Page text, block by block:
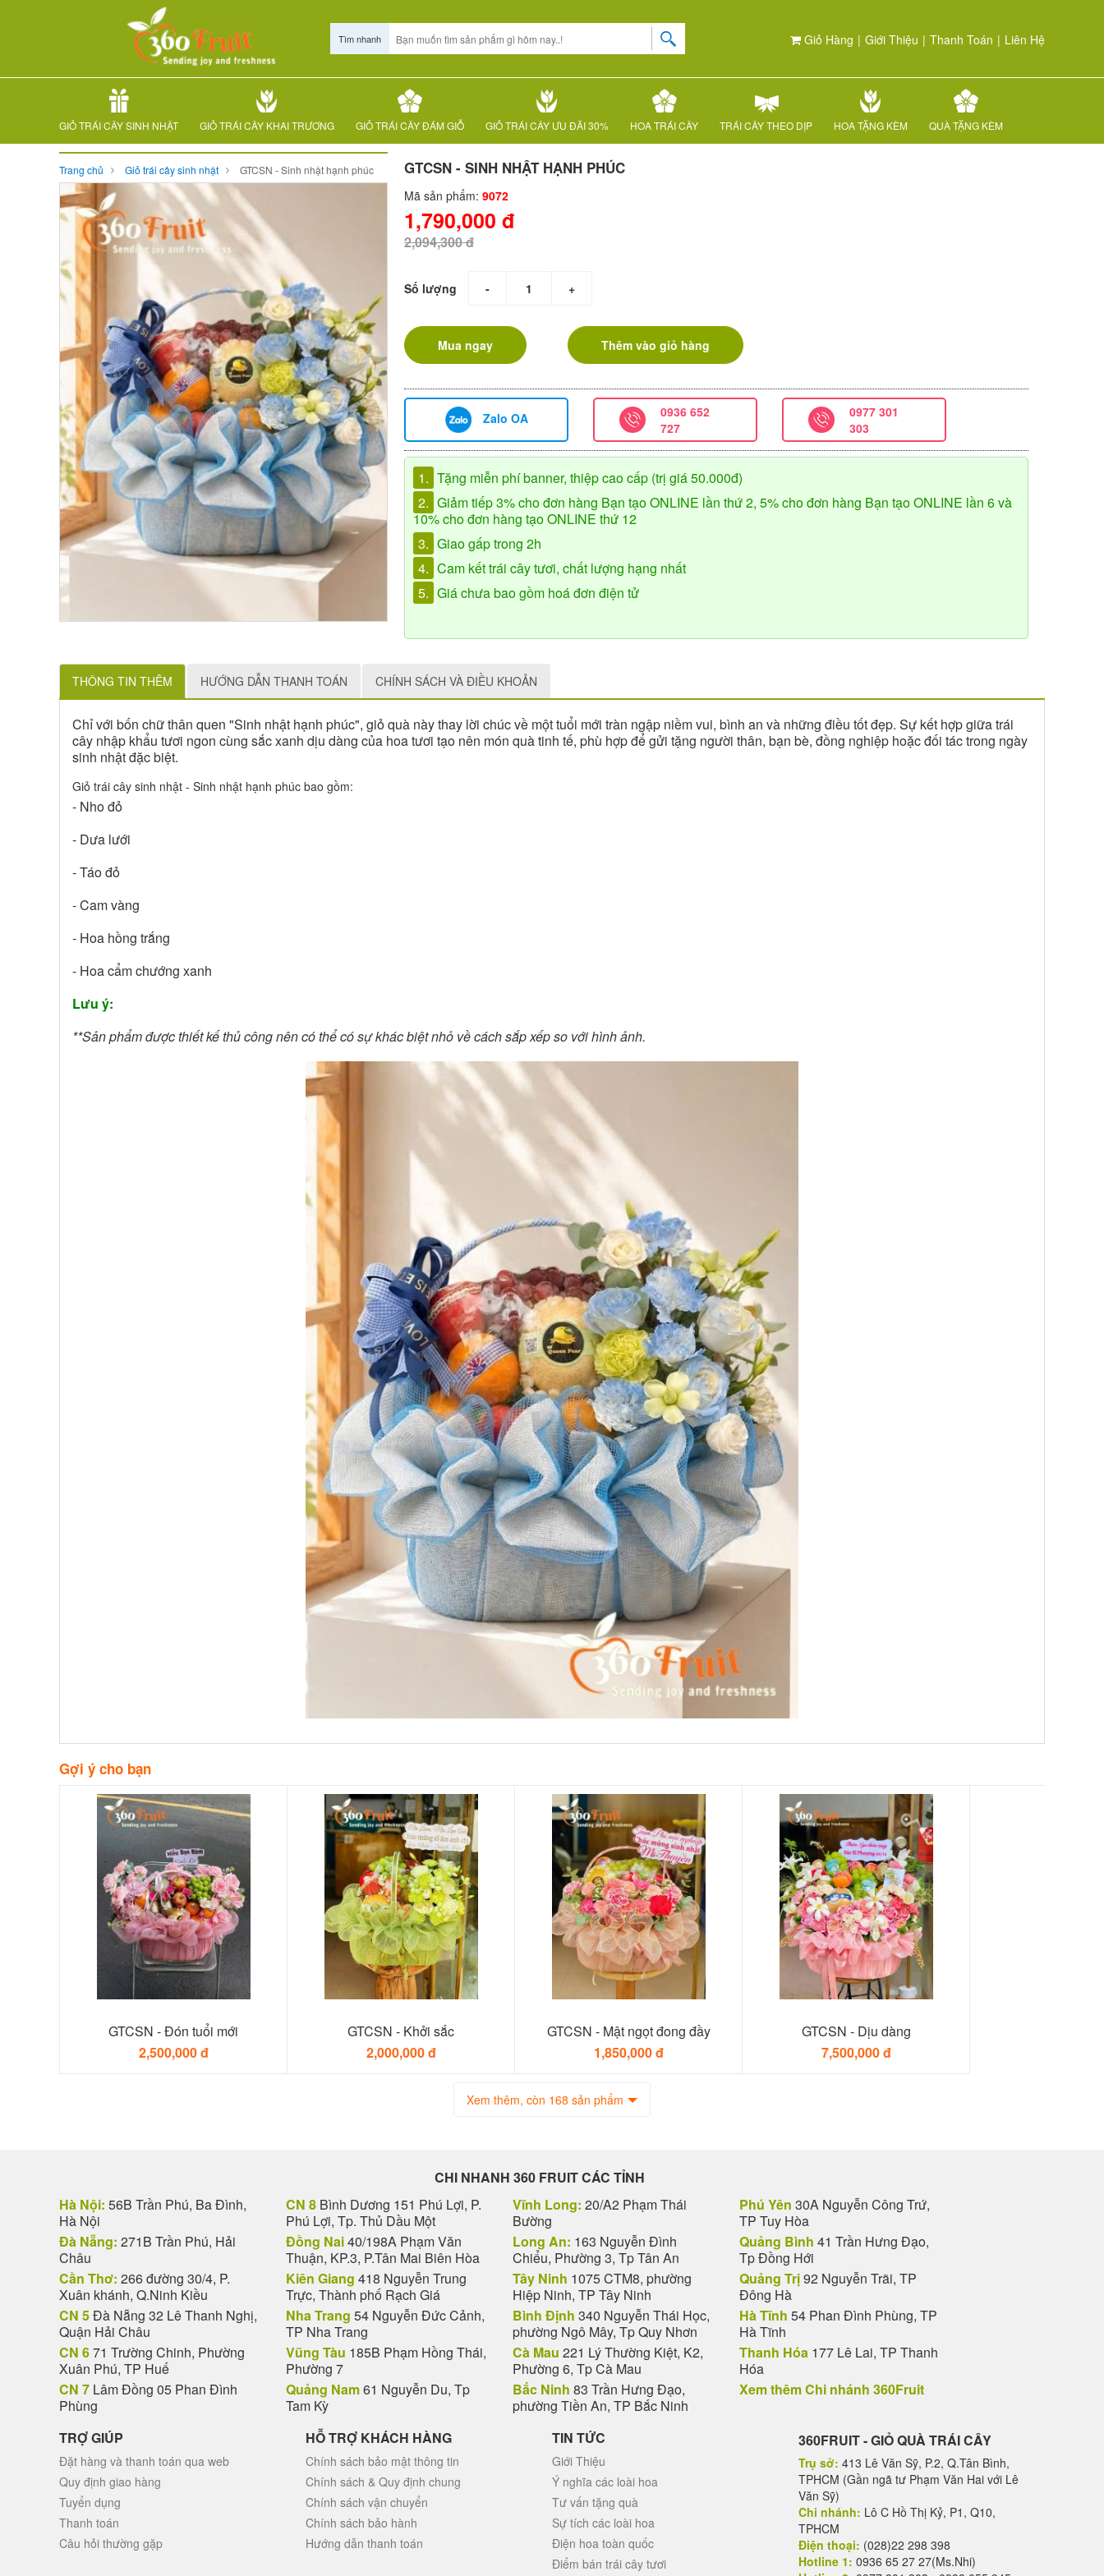
Giỏ Hàng | Giới Thiệu | Thanh Toán | Liên Hệ
Tìm nhanh
GIỎ TRÁI CÂY SINH NHẬT GIỎ TRÁI CÂY KHAI TRƯƠNG GIỎ TRÁI CÂY ĐÁM GIỖ GIỎ TRÁI CÂY ƯU ĐÃI 30% HOA TRÁI CÂY TRÁI CÂY THEO DỊP HOA TẶNG KÈM QUÀ TẶNG KÈM
Trang chủ Giỏ trái cây sinh nhật GTCSN - Sinh nhật hạnh phúc GTCSN - SINH NHẬT HẠNH PHÚC
Mã sản phẩm: 9072
1,790,000 đ
2,094,300 đ
Số lượng - +
Mua ngay Thêm vào giỏ hàng
Zalo OA
0936 652
727
0977 301
303
1. Tặng miễn phí banner, thiệp cao cấp (trị giá 50.000đ)
2. Giảm tiếp 3% cho đơn hàng Bạn tạo ONLINE lần thứ 2, 5% cho đơn hàng Bạn tạo ONLINE lần 6 và
10% cho đơn hàng tạo ONLINE thứ 12
3. Giao gấp trong 2h
4. Cam kết trái cây tươi, chất lượng hạng nhất
5. Giá chưa bao gồm hoá đơn điện tử
THÔNG TIN THÊM HƯỚNG DẪN THANH TOÁN CHÍNH SÁCH VÀ ĐIỀU KHOẢN
Chỉ với bốn chữ thân quen "Sinh nhật hạnh phúc", giỏ quà này thay lời chúc về một tuổi mới tràn ngập niềm vui, bình an và những điều tốt đẹp. Sự kết hợp giữa trái
cây nhập khẩu tươi ngon cùng sắc xanh dịu dàng của hoa tươi tạo nên món quà tinh tế, phù hợp để gửi tặng người thân, bạn bè, đồng nghiệp hoặc đối tác trong ngày
sinh nhật đặc biệt.
Giỏ trái cây sinh nhật - Sinh nhật hạnh phúc bao gồm:
- Nho đỏ
- Dưa lưới
- Táo đỏ
- Cam vàng
- Hoa hồng trắng
- Hoa cẩm chướng xanh
Lưu ý:
**Sản phẩm được thiết kế thủ công nên có thể có sự khác biệt nhỏ về cách sắp xếp so với hình ảnh.
Gợi ý cho bạn
GTCSN - Đón tuổi mới
2,500,000 đ
GTCSN - Khởi sắc
2,000,000 đ
GTCSN - Mật ngọt đong đầy
1,850,000 đ
GTCSN - Dịu dàng
7,500,000 đ
Xem thêm, còn 168 sản phẩm
CHI NHANH 360 FRUIT CÁC TỈNH
Hà Nội: 56B Trần Phú, Ba Đình,
Hà Nội
Đà Nẵng: 271B Trần Phú, Hải
Châu
Cần Thơ: 266 đường 30/4, P.
Xuân khánh, Q.Ninh Kiều
CN 5Đà Nẵng 32 Lê Thanh Nghị,
Quận Hải Châu
CN 671 Trường Chinh, Phường
Xuân Phú, TP Huế
CN 7 Lâm Đồng 05 Phan Đình
Phùng
CN 8 Bình Dương 151 Phú Lợi, P.
Phú Lợi, Tp. Thủ Dầu Một
Đồng Nai40/198A Phạm Văn
Thuận, KP.3, P.Tân Mai Biên Hòa
Kiên Giang 418 Nguyễn Trung
Trực, Thành phố Rạch Giá
Nha Trang 54 Nguyễn Đức Cảnh,
TP Nha Trang
Vũng Tàu 185B Phạm Hồng Thái,
Phường 7
Quảng Nam61 Nguyễn Du, Tp
Tam Kỳ
Vĩnh Long: 20/A2 Phạm Thái
Bường
Long An: 163 Nguyễn Đình
Chiểu, Phường 3, Tp Tân An
Tây Ninh 1075 CTM8, phường
Hiệp Ninh, TP Tây Ninh
Bình Định 340 Nguyễn Thái Học,
phường Ngô Mây, Tp Quy Nhơn
Cà Mau 221 Lý Thường Kiệt, K2,
Phường 6, Tp Cà Mau
Bắc Ninh 83 Trần Hưng Đạo,
phường Tiền An, TP Bắc Ninh
Phú Yên 30A Nguyễn Công Trứ,
TP Tuy Hòa
Quảng Bình 41 Trần Hưng Đạo,
Tp Đồng Hới
Quảng Trị92 Nguyễn Trãi, TP
Đông Hà
Hà Tĩnh 54 Phan Đình Phùng, TP
Hà Tĩnh
Thanh Hóa 177 Lê Lai, TP Thanh
Hóa
Xem thêm Chi nhánh 360Fruit
TRỢ GIÚP
Đặt hàng và thanh toán qua web
Quy định giao hàng
Tuyển dụng
Thanh toán
Câu hỏi thường gặp
HỖ TRỢ KHÁCH HÀNG
Chính sách bảo mật thông tin
Chính sách & Quy định chung
Chính sách vận chuyển
Chính sách bảo hành
Hướng dẫn thanh toán
TIN TỨC
Giới Thiệu
Ý nghĩa các loài hoa
Tư vấn tặng quà
Sự tích các loài hoa
Điện hoa toàn quốc
Điểm bán trái cây tươi
360FRUIT - GIỎ QUÀ TRÁI CÂY
Trụ sở: 413 Lê Văn Sỹ, P.2, Q.Tân Bình,
TPHCM (Gần ngã tư Phạm Văn Hai với Lê
Văn Sỹ)
Chi nhánh: Lô C Hồ Thị Kỷ, P1, Q10,
TPHCM
Điện thoại: (028)22 298 398
Hotline 1: 0936 65 27 27(Ms.Nhi)